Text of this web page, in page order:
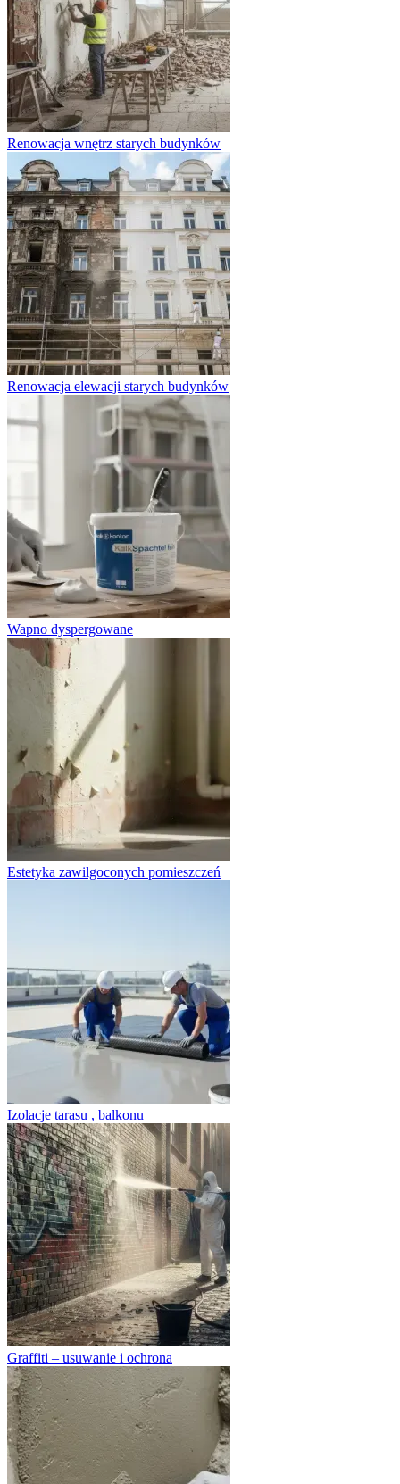
Renowacja wnętrz starych budynków
Renowacja elewacji starych budynków
Wapno dyspergowane
Estetyka zawilgoconych pomieszczeń
Izolacje tarasu , balkonu
Graffiti – usuwanie i ochrona